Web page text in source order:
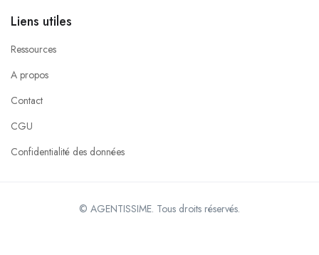
Liens utiles
Ressources
A propos
Contact
CGU
Confidentialité des données
© AGENTISSIME. Tous droits réservés.